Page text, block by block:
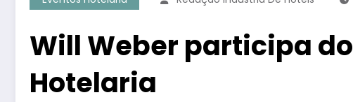
Will Weber participa
Hotelaria